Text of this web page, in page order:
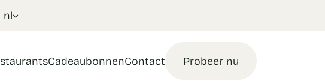
nl
Probeer nu
CadeaubonnenContact